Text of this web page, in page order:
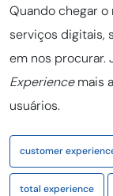
Quando chegar
serviços digitais,
em nos procurar.
Experiencemais
usuários.
customer
total experience